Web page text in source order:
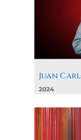
Juan
2024